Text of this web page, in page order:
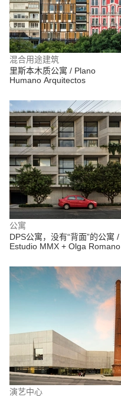
混合用途建筑
里斯本木质公寓 / Plano
Humano Arquitectos
公寓
DPS公寓，没有“背面”的公寓 /
Estudio MMX + Olga Romano
演艺中心